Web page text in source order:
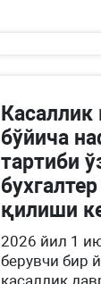
Касаллик
бўйича
тартиби
қилиши
2026 йил 1
берувчи бир
касаллик